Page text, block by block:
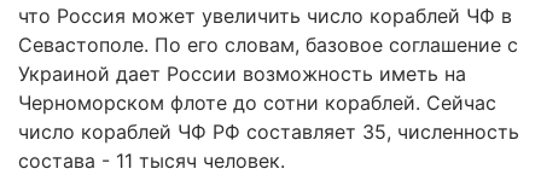
что Россия может увеличить число кораблей ЧФ в
Севастополе. По его словам, базовое соглашение с
Украиной дает России возможность иметь на
Черноморском флоте до сотни кораблей. Сейчас
число кораблей ЧФ РФ составляет 35, численность
состава - 11 тысяч человек.